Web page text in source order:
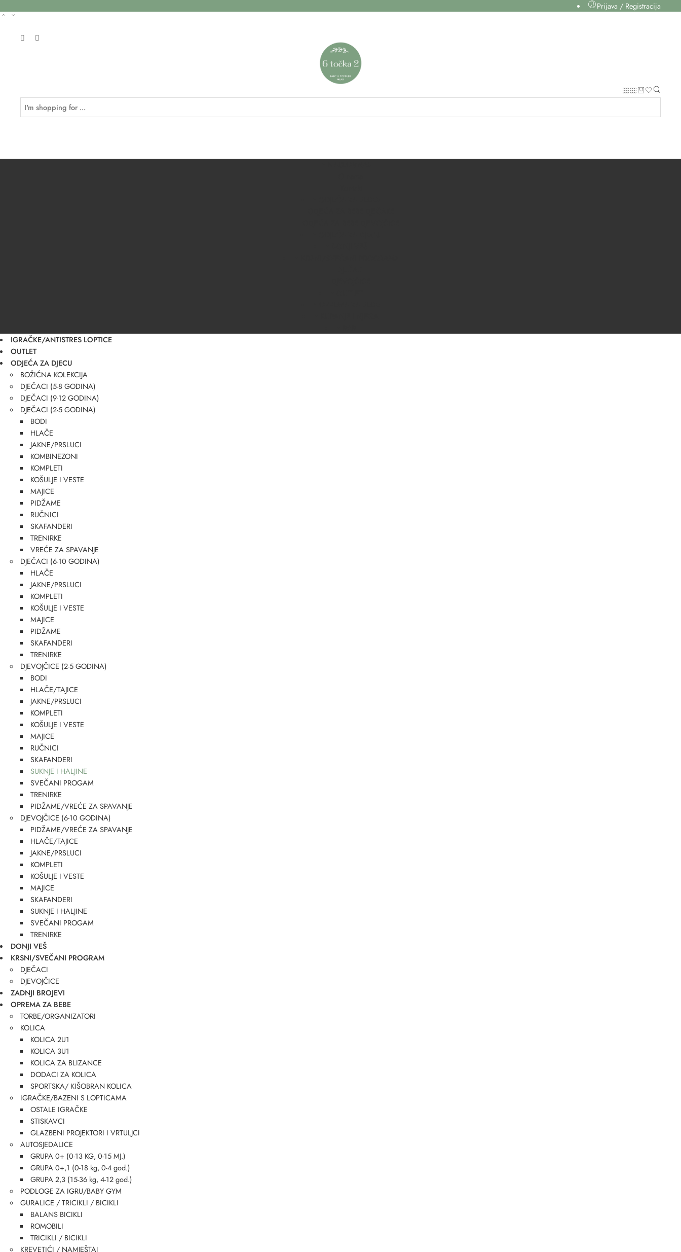
Prijava / Registracija
IGRAČKE/ANTISTRES LOPTICE
OUTLET
ODJEĆA ZA DJECU
BOŽIĆNA KOLEKCIJA
DJEČACI (5-8 GODINA)
DJEČACI (9-12 GODINA)
DJEČACI (2-5 GODINA)
BODI
HLAČE
JAKNE/PRSLUCI
KOMBINEZONI
KOMPLETI
KOŠULJE I VESTE
MAJICE
PIDŽAME
RUČNICI
SKAFANDERI
TRENIRKE
VREĆE ZA SPAVANJE
DJEČACI (6-10 GODINA)
HLAČE
JAKNE/PRSLUCI
KOMPLETI
KOŠULJE I VESTE
MAJICE
PIDŽAME
SKAFANDERI
TRENIRKE
DJEVOJČICE (2-5 GODINA)
BODI
HLAČE/TAJICE
JAKNE/PRSLUCI
KOMPLETI
KOŠULJE I VESTE
MAJICE
RUČNICI
SKAFANDERI
SUKNJE I HALJINE
SVEČANI PROGAM
TRENIRKE
PIDŽAME/VREĆE ZA SPAVANJE
DJEVOJČICE (6-10 GODINA)
PIDŽAME/VREĆE ZA SPAVANJE
HLAČE/TAJICE
JAKNE/PRSLUCI
KOMPLETI
KOŠULJE I VESTE
MAJICE
SKAFANDERI
SUKNJE I HALJINE
SVEČANI PROGAM
TRENIRKE
DONJI VEŠ
KRSNI/SVEČANI PROGRAM
DJEČACI
DJEVOJČICE
ZADNJI BROJEVI
OPREMA ZA BEBE
TORBE/ORGANIZATORI
KOLICA
KOLICA 2U1
KOLICA 3U1
KOLICA ZA BLIZANCE
DODACI ZA KOLICA
SPORTSKA/ KIŠOBRAN KOLICA
IGRAČKE/BAZENI S LOPTICAMA
OSTALE IGRAČKE
STISKAVCI
GLAZBENI PROJEKTORI I VRTULJCI
AUTOSJEDALICE
GRUPA 0+ (0-13 KG, 0-15 MJ.)
GRUPA 0+,1 (0-18 kg, 0-4 god.)
GRUPA 2,3 (15-36 kg, 4-12 god.)
PODLOGE ZA IGRU/BABY GYM
GURALICE / TRICIKLI / BICIKLI
BALANS BICIKLI
ROMOBILI
TRICIKLI / BICIKLI
KREVETIĆI / NAMJEŠTAJ